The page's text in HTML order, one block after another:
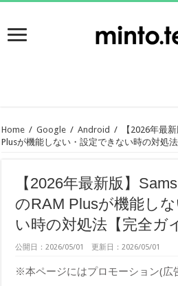
Home / Google / Android /
【2026年最
Plusが機能しない・設定できない時の対処法
【2026年最新版】
のRAM Plusが機能し
い時の対処法【完全ガ
公開日：2026/05/01 更新日：2026/05/01
※本ページにはプロモーション(広